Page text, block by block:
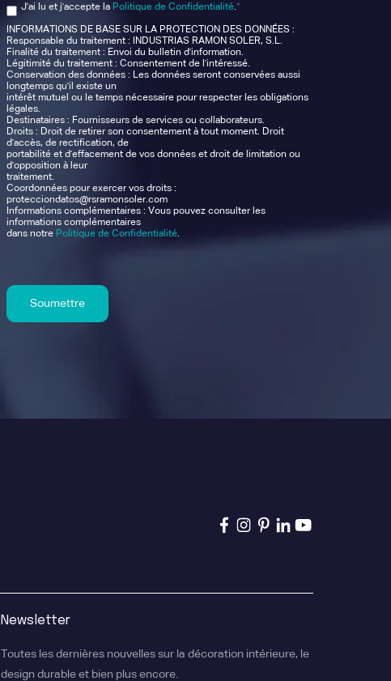
J'ai lu et j'accepte la Politique de Confidentialité.*
INFORMATIONS DE BASE SUR LA PROTECTION DES DONNÉES :
Responsable du traitement : INDUSTRIAS RAMON SOLER, S.L.
Finalité du traitement : Envoi du bulletin d'information.
Légitimité du traitement : Consentement de l'intéressé.
Conservation des données : Les données seront conservées aussi
longtemps qu'il existe un
intérêt mutuel ou le temps nécessaire pour respecter les obligations
légales.
Destinataires : Fournisseurs de services ou collaborateurs.
Droits : Droit de retirer son consentement à tout moment. Droit
d'accès, de rectification, de
portabilité et d'effacement de vos données et droit de limitation ou
d'opposition à leur
traitement.
Coordonnées pour exercer vos droits :
protecciondatos@rsramonsoler.com
Informations complémentaires : Vous pouvez consulter les
informations complémentaires
dans notre Politique de Confidentialité.
Newsletter
Toutes les dernières nouvelles sur la décoration intérieure, le
design durable et bien plus encore.